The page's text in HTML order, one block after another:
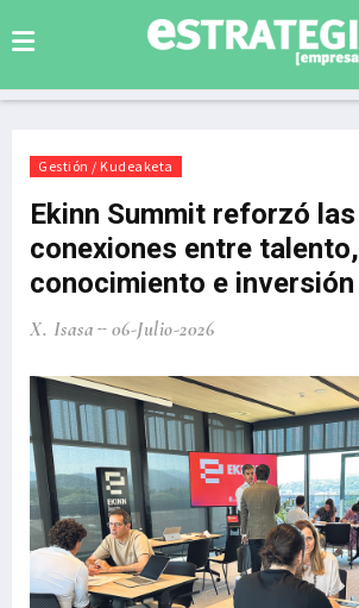
Gestión / Kudeaketa
Ekinn Summit reforzó las
conexiones entre talento,
conocimiento e inversión
X. Isasa 06-Julio-2026